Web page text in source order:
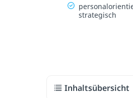
strategisch
Inhaltsübersicht